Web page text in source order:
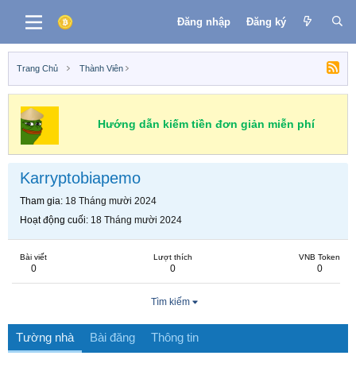
Đăng nhập Đăng ký
Trang Chủ Thành Viên
Hướng dẫn kiếm tiền đơn giản miễn phí
Karryptobiapemo
Tham gia 18 Tháng mười 2024
Hoạt động cuối 18 Tháng mười 2024
Bài viết
0
Lượt thích
0
VNB Token
0
Tìm kiếm
Tường nhà Bài đăng Thông tin